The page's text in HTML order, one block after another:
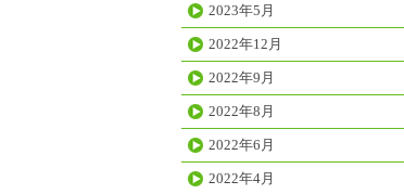
2023年5月
2022年12月
2022年9月
2022年8月
2022年6月
2022年4月